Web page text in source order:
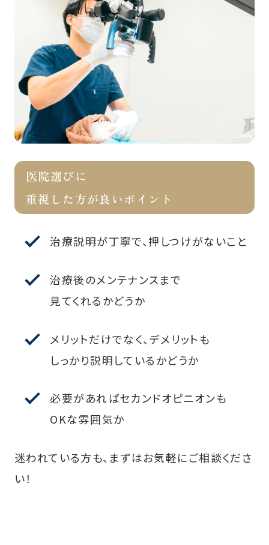
医院選びに
重視した方が良いポイント
治療説明が丁寧で、押しつけがないこと
治療後のメンテナンスまで
見てくれるかどうか
メリットだけでなく、デメリットも
しっかり説明しているかどうか
必要があればセカンドオピニオンも
OKな雰囲気か
迷われている方も、まずはお気軽にご相談くださ
い！